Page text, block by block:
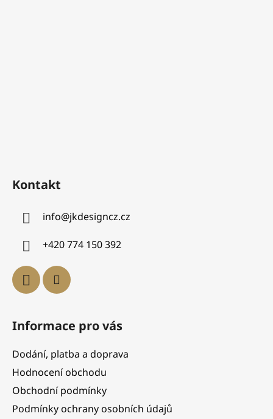
Kontakt
info@jkdesigncz.cz
+420 774 150 392
Informace pro vás
Dodání, platba a doprava
Hodnocení obchodu
Obchodní podmínky
Podmínky ochrany osobních údajů